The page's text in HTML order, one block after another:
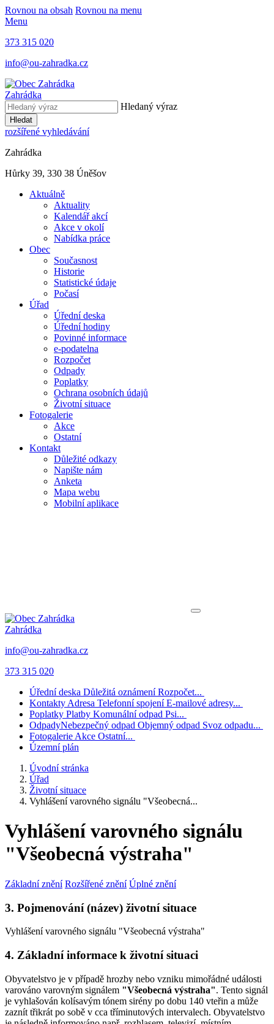
Rovnou na obsah Rovnou na menu
Menu
373 315 020
info@ou-zahradka.cz
Zahrádka
Hledaný výraz
Hledat
rozšířené vyhledávání
Zahrádka
Hůrky 39, 330 38 Úněšov
Aktuálně
Aktuality
Kalendář akcí
Akce v okolí
Nabídka práce
Obec
Současnost
Historie
Statistické údaje
Počasí
Úřad
Úřední deska
Úřední hodiny
Povinné informace
e-podatelna
Rozpočet
Odpady
Poplatky
Ochrana osobních údajů
Životní situace
Fotogalerie
Akce
Ostatní
Kontakt
Důležité odkazy
Napište nám
Anketa
Mapa webu
Mobilní aplikace
Zahrádka
info@ou-zahradka.cz
373 315 020
Úřední deska Důležitá oznámení Rozpočet...
Kontakty Adresa Telefonní spojení E-mailové adresy...
Poplatky Platby Komunální odpad Psi...
OdpadyNebezpečný odpad Objemný odpad Svoz odpadu...
Fotogalerie Akce Ostatní...
Územní plán
Úvodní stránka
Úřad
Životní situace
Vyhlášení varovného signálu "Všeobecná...
Vyhlášení varovného signálu
"Všeobecná výstraha"
Základní znění Rozšířené znění Úplné znění
3. Pojmenování (název) životní situace
Vyhlášení varovného signálu "Všeobecná výstraha"
4. Základní informace k životní situaci
Obyvatelstvo je v případě hrozby nebo vzniku mimořádné události
varováno varovným signálem "Všeobecná výstraha". Tento signál
je vyhlašován kolísavým tónem sirény po dobu 140 vteřin a může
zaznít třikrát po sobě v cca tříminutových intervalech. Obyvatelstvo